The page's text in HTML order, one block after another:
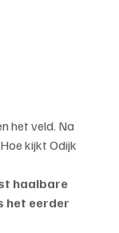
het veld. Na
kijkt Odijk
haalbare
het eerder